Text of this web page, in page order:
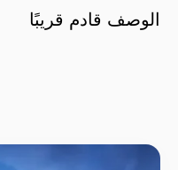
الوصف قادم قريبًا